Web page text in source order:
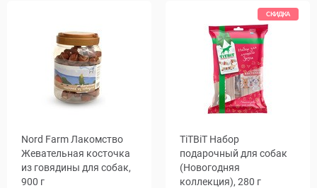
Nord Farm Лакомство
Жевательная косточка
из говядины для собак,
900 г
СКИДКА
TiTBiT Набор
подарочный для собак
(Новогодняя
коллекция), 280 г